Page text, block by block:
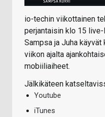
io-techin viikottainen
perjantaisin klo 15
Sampsa ja Juha
viikon ajalta
mobiiliaiheet.
Jälkikäteen
Youtube
iTunes